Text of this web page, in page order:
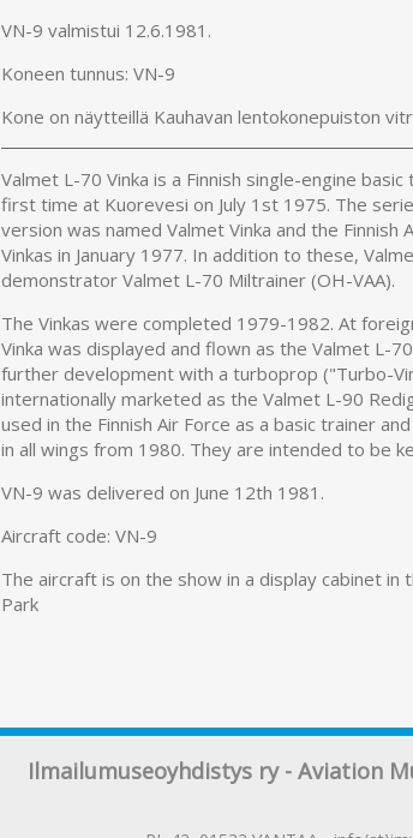
VN-9 valmistui 12.6.1981.
Koneen tunnus: VN-9
Kone on näytteillä Kauhavan lentokonepuiston
Valmet L-70 Vinka is a Finnish single-engine
first time at Kuorevesi on July 1st 1975. The
version was named Valmet Vinka and the Finnish
Vinkas in January 1977. In addition to these,
demonstrator Valmet L-70 Miltrainer (OH-VAA).
The Vinkas were completed 1979-1982. At
Vinka was displayed and flown as the Valmet L-
further development with a turboprop ("Turbo-
internationally marketed as the Valmet L-90
used in the Finnish Air Force as a basic trainer
in all wings from 1980. They are intended to be
VN-9 was delivered on June 12th 1981.
Aircraft code: VN-9
The aircraft is on the show in a display cabinet in
Park
Ilmailumuseoyhdistys ry - Aviation